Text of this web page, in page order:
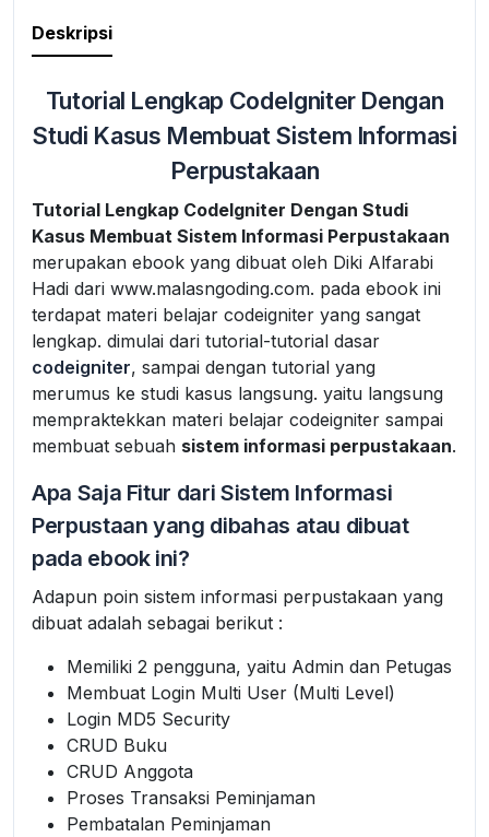
Deskripsi
Tutorial Lengkap CodeIgniter Dengan
Studi Kasus Membuat Sistem Informasi
Perpustakaan
Tutorial Lengkap CodeIgniter Dengan Studi
Kasus Membuat Sistem Informasi Perpustakaan
merupakan ebook yang dibuat oleh Diki Alfarabi
Hadi dari www.malasngoding.com. pada ebook ini
terdapat materi belajar codeigniter yang sangat
lengkap. dimulai dari tutorial-tutorial dasar
codeigniter, sampai dengan tutorial yang
merumus ke studi kasus langsung. yaitu langsung
mempraktekkan materi belajar codeigniter sampai
membuat sebuah sistem informasi perpustakaan.
Apa Saja Fitur dari Sistem Informasi
Perpustaan yang dibahas atau dibuat
pada ebook ini?
Adapun poin sistem informasi perpustakaan yang
dibuat adalah sebagai berikut :
Memiliki 2 pengguna, yaitu Admin dan Petugas
Membuat Login Multi User (Multi Level)
Login MD5 Security
CRUD Buku
CRUD Anggota
Proses Transaksi Peminjaman
Pembatalan Peminjaman